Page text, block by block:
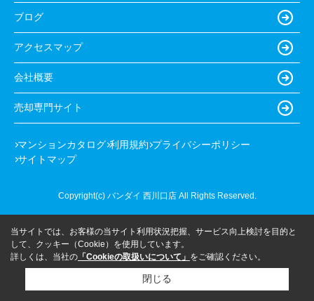
ブログ
アクセスマップ
会社概要
売却専門サイト
マンションカタログ 利用規約 プライバシーポリシー
サイトマップ
Copyright(c) バンダイ 西川口店 All Rights Reserved.
当サイトでは、お客様の当サイト利用状況把握、サービス向上検討を目的と
して、クッキー（Cookie）を使用しています。
詳しくは、当社の 「Cookieの取扱いについて」 をご確認ください。
閉じる